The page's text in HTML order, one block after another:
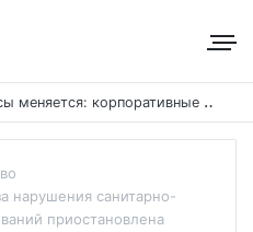
С
труктура денежной массы меняется: корпоративные депозиты обогнали вклады населения
нарушения санитарно-
приостановлена